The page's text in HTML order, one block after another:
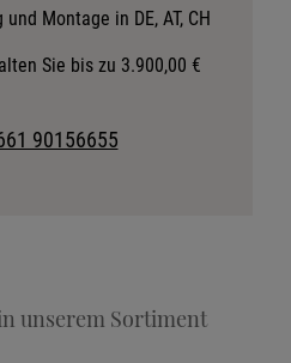
anfordern
anfordern
vereinbaren
Montage in DE, AT, CH
Sie bis zu 3.900,00 €
90156655
unserem Sortiment